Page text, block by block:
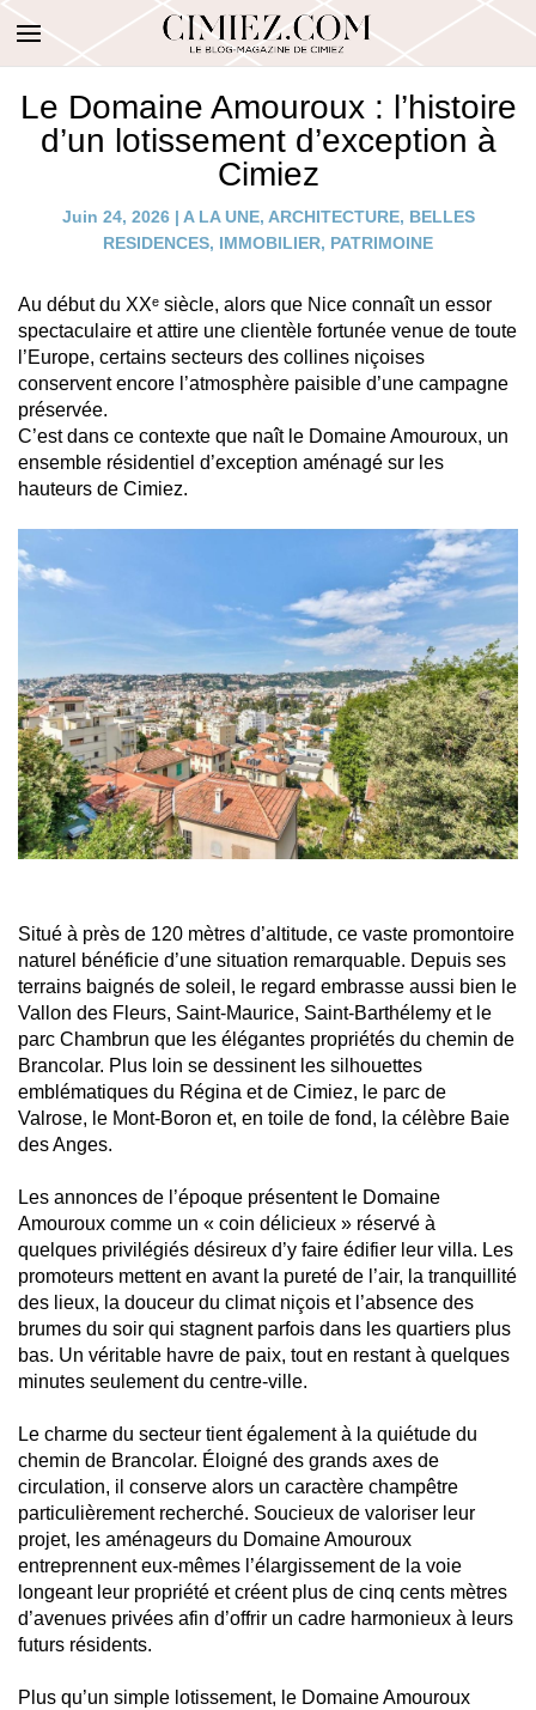
Le Domaine Amouroux : l’histoire
d’un lotissement d’exception à
Cimiez
Juin 24, 2026| A LA UNE, ARCHITECTURE, BELLES
RESIDENCES, IMMOBILIER, PATRIMOINE
Au début du XXᵉ siècle, alors que Nice connaît un essor
spectaculaire et attire une clientèle fortunée venue de toute
l’Europe, certains secteurs des collines niçoises
conservent encore l’atmosphère paisible d’une campagne
préservée.
C’est dans ce contexte que naît le Domaine Amouroux, un
ensemble résidentiel d’exception aménagé sur les
hauteurs de Cimiez.
Situé à près de 120 mètres d’altitude, ce vaste promontoire
naturel bénéficie d’une situation remarquable. Depuis ses
terrains baignés de soleil, le regard embrasse aussi bien le
Vallon des Fleurs, Saint-Maurice, Saint-Barthélemy et le
parc Chambrun que les élégantes propriétés du chemin de
Brancolar. Plus loin se dessinent les silhouettes
emblématiques du Régina et de Cimiez, le parc de
Valrose, le Mont-Boron et, en toile de fond, la célèbre Baie
des Anges.
Les annonces de l’époque présentent le Domaine
Amouroux comme un « coin délicieux » réservé à
quelques privilégiés désireux d’y faire édifier leur villa. Les
promoteurs mettent en avant la pureté de l’air, la tranquillité
des lieux, la douceur du climat niçois et l’absence des
brumes du soir qui stagnent parfois dans les quartiers plus
bas. Un véritable havre de paix, tout en restant à quelques
minutes seulement du centre-ville.
Le charme du secteur tient également à la quiétude du
chemin de Brancolar. Éloigné des grands axes de
circulation, il conserve alors un caractère champêtre
particulièrement recherché. Soucieux de valoriser leur
projet, les aménageurs du Domaine Amouroux
entreprennent eux-mêmes l’élargissement de la voie
longeant leur propriété et créent plus de cinq cents mètres
d’avenues privées afin d’offrir un cadre harmonieux à leurs
futurs résidents.
Plus qu’un simple lotissement, le Domaine Amouroux